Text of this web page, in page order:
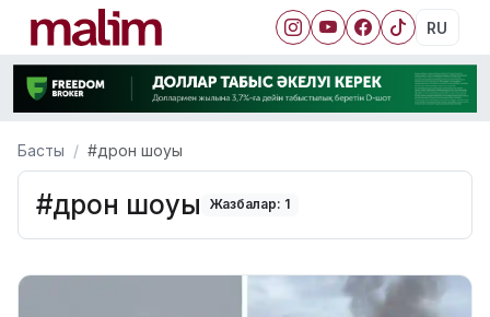
RU
Басты #дрон шоуы
#дрон шоуы Жазбалар: 1